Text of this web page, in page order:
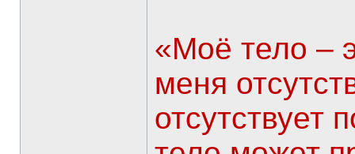
«Моё тело –
меня
отсутствует